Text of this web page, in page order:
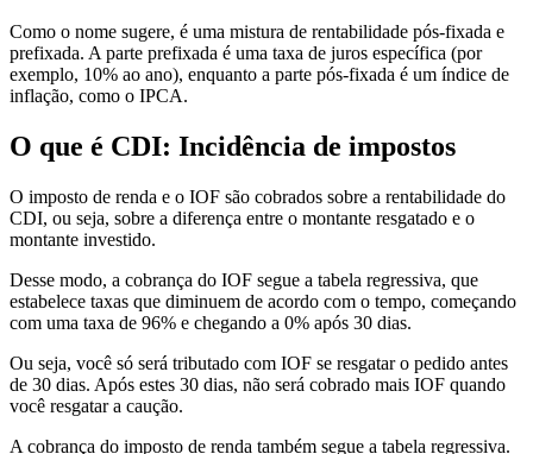
Como o nome sugere, é uma mistura de rentabilidade pós-fixada e
prefixada. A parte prefixada é uma taxa de juros específica (por
exemplo, 10% ao ano), enquanto a parte pós-fixada é um índice de
inflação, como o IPCA.
O que é CDI: Incidência de impostos
O imposto de renda e o IOF são cobrados sobre a rentabilidade do
CDI, ou seja, sobre a diferença entre o montante resgatado e o
montante investido.
Desse modo, a cobrança do IOF segue a tabela regressiva, que
estabelece taxas que diminuem de acordo com o tempo, começando
com uma taxa de 96% e chegando a 0% após 30 dias.
Ou seja, você só será tributado com IOF se resgatar o pedido antes
de 30 dias. Após estes 30 dias, não será cobrado mais IOF quando
você resgatar a caução.
A cobrança do imposto de renda também segue a tabela regressiva.